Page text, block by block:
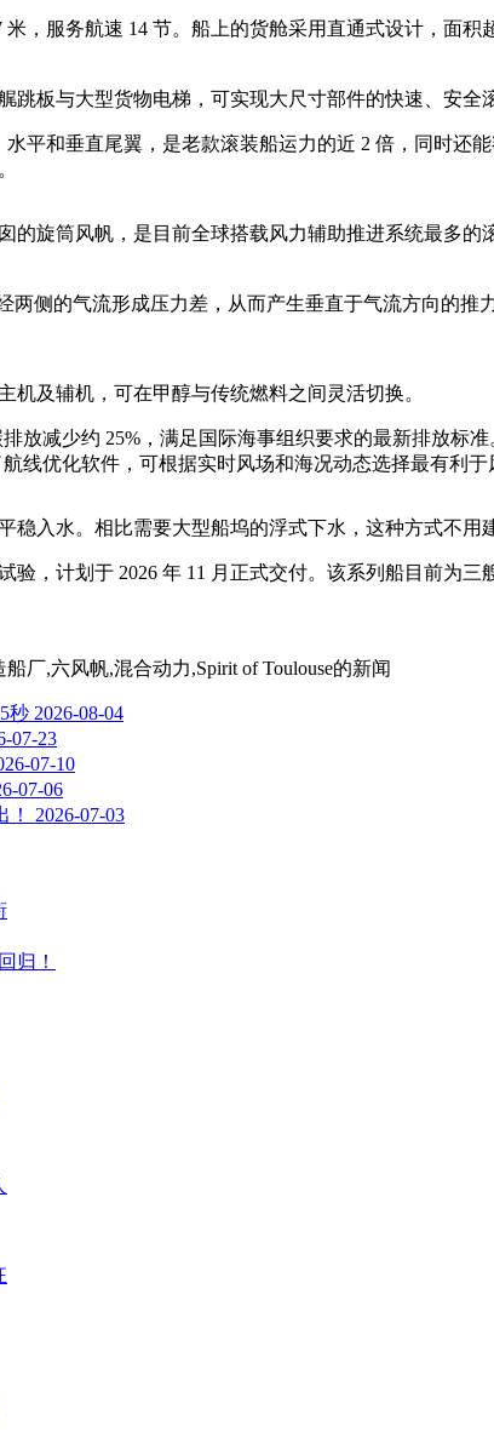
，服务航速 14 节。船上的货舱采用直通式设计，面
板与大型货物电梯，可实现大尺寸部件的快速、安全
和垂直尾翼，是老款滚装船运力的近 2 倍，同时还
旋筒风帆，是目前全球搭载风力辅助推进系统最多
侧的气流形成压力差，从而产生垂直于气流方向的推
及辅机，可在甲醇与传统燃料之间灵活切换。
放减少约 25%，满足国际海事组织要求的最新排放标
线优化软件，可根据实时风场和海况动态选择最有利
入水。相比需要大型船坞的浮式下水，这种方式不用
，计划于 2026 年 11 月正式交付。该系列船目前为
厂,六风帆,混合动力,Spirit of Toulouse的新闻
秒 2026-08-04
07-23
07-10
07-06
！
2026-07-03
归！